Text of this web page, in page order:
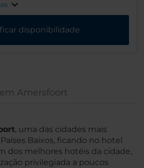
disponibilidade
Amersfoort
, uma das cidades mais
Baixos, ficando no hotel
dos melhores hotéis da cidade,
privilegiada a poucos